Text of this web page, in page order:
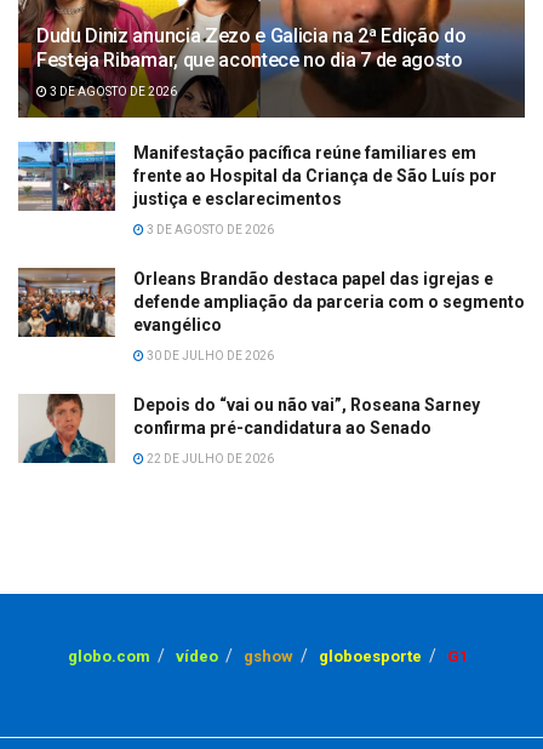
Dudu Diniz anuncia Zezo e Galicia na 2ª Edição do
Festeja Ribamar, que acontece no dia 7 de agosto
3 DE AGOSTO DE 2026
Manifestação pacífica reúne familiares em
frente ao Hospital da Criança de São Luís por
justiça e esclarecimentos
3 DE AGOSTO DE 2026
Orleans Brandão destaca papel das igrejas e
defende ampliação da parceria com o segmento
evangélico
30 DE JULHO DE 2026
Depois do “vai ou não vai”, Roseana Sarney
confirma pré-candidatura ao Senado
22 DE JULHO DE 2026
globo.com vídeo gshow globoesporte G1